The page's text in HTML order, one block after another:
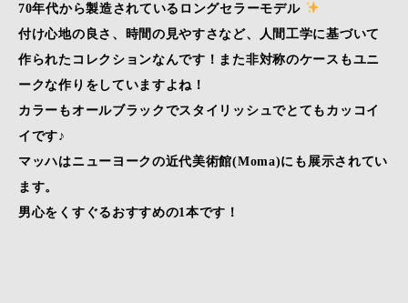
70年代から製造されているロングセラーモデル
付け心地の良さ、時間の見やすさなど、人間工学に基づいて
作られたコレクションなんです！また非対称のケースもユニ
ークな作りをしていますよね！
カラーもオールブラックでスタイリッシュでとてもカッコイ
イです♪
マッハはニューヨークの近代美術館(Moma)にも展示されてい
ます。
男心をくすぐるおすすめの1本です！